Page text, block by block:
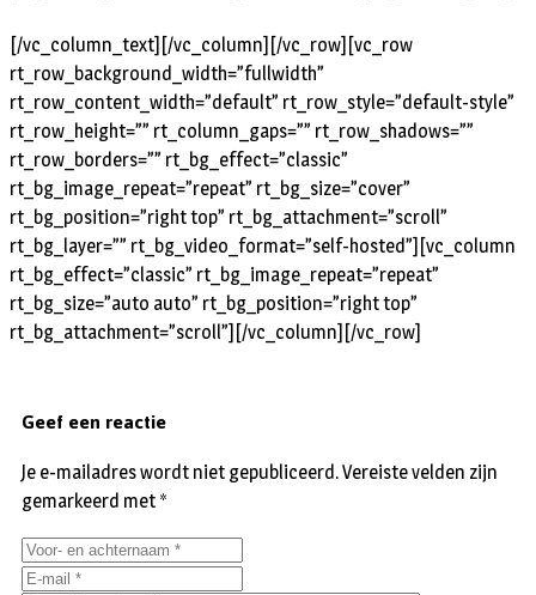
[/vc_column_text][/vc_column][/vc_row][vc_row
rt_row_background_width=”fullwidth”
rt_row_content_width=”default” rt_row_style=”default-style”
rt_row_height=”” rt_column_gaps=”” rt_row_shadows=””
rt_row_borders=”” rt_bg_effect=”classic”
rt_bg_image_repeat=”repeat” rt_bg_size=”cover”
rt_bg_position=”right top” rt_bg_attachment=”scroll”
rt_bg_layer=”” rt_bg_video_format=”self-hosted”][vc_column
rt_bg_effect=”classic” rt_bg_image_repeat=”repeat”
rt_bg_size=”auto auto” rt_bg_position=”right top”
rt_bg_attachment=”scroll”][/vc_column][/vc_row]
Geef een reactie
Je e-mailadres wordt niet gepubliceerd.Vereiste velden zijn
gemarkeerd met *